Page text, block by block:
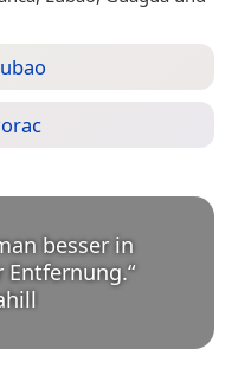
besser in
Entfernung. “